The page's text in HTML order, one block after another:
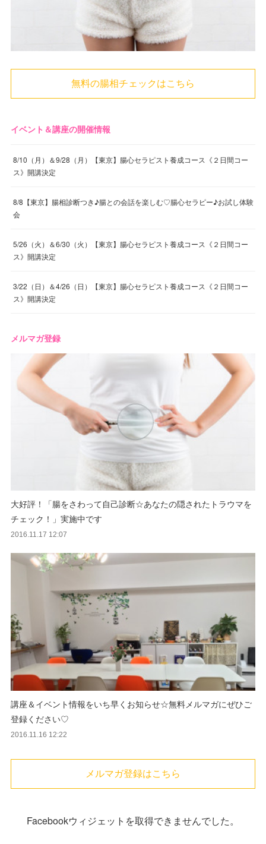
無料の腸相チェックはこちら
イベント＆講座の開催情報
8/10（月）＆9/28（月）【東京】腸心セラピスト養成コース《２日間コー
ス》開講決定
8/8【東京】腸相診断つき♪腸との会話を楽しむ♡腸心セラピー♪お試し体験
会
5/26（火）＆6/30（火）【東京】腸心セラピスト養成コース《２日間コー
ス》開講決定
3/22（日）＆4/26（日）【東京】腸心セラピスト養成コース《２日間コー
ス》開講決定
メルマガ登録
大好評！「腸をさわって自己診断☆あなたの隠されたトラウマを
チェック！」実施中です
2016.11.17 12:07
講座＆イベント情報をいち早くお知らせ☆無料メルマガにぜひご
登録ください♡
2016.11.16 12:22
メルマガ登録はこちら
Facebookウィジェットを取得できませんでした。